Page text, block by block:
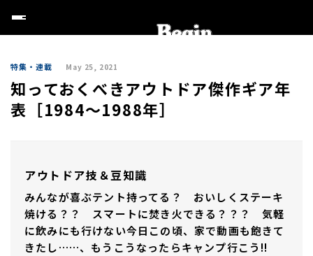
特集・連載 May 25, 2021
知っておくべきアウトドア傑作ギア年
表［1984〜1988年］
アウトドア技＆豆知識
みんなが喜ぶテント持ってる？ おいしくステーキ
焼ける？？ スマートに焚き火できる？？？ 気軽
に飲みにも行けない今日この頃、家で動画も飽きて
きたし……、もうこうなったらキャンプ行こう!!